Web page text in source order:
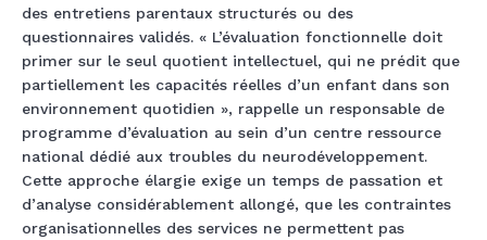
des entretiens parentaux structurés ou des
questionnaires validés. « L’évaluation fonctionnelle doit
primer sur le seul quotient intellectuel, qui ne prédit que
partiellement les capacités réelles d’un enfant dans son
environnement quotidien », rappelle un responsable de
programme d’évaluation au sein d’un centre ressource
national dédié aux troubles du neurodéveloppement.
Cette approche élargie exige un temps de passation et
d’analyse considérablement allongé, que les contraintes
organisationnelles des services ne permettent pas